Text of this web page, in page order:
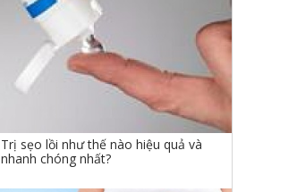
Trị sẹo lồi như thế nào hiệu quả và
nhanh chóng nhất?